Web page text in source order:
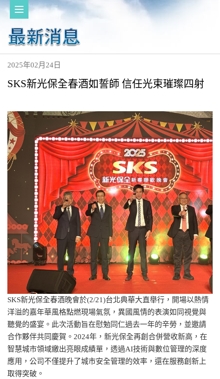
2025年02月24日
SKS新光保全春酒如誓師 信任光束璀璨四射
SKS新光保全春酒晚會於(2/21)台北典華大直舉行，開場以熱情
洋溢的嘉年華風格點燃現場氣氛，異國風情的表演如同視覺與
聽覺的盛宴。此次活動旨在慰勉同仁過去一年的辛勞，並邀請
合作夥伴共同慶賀。2024年，新光保全再創合併營收新高，在
智慧城市領域繳出亮眼成績單，透過AI技術與數位管理的深度
應用，公司不僅提升了城市安全管理的效率，還在服務創新上
取得突破。